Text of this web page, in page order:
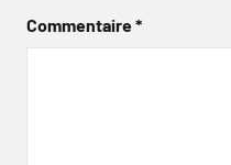
Commentaire*